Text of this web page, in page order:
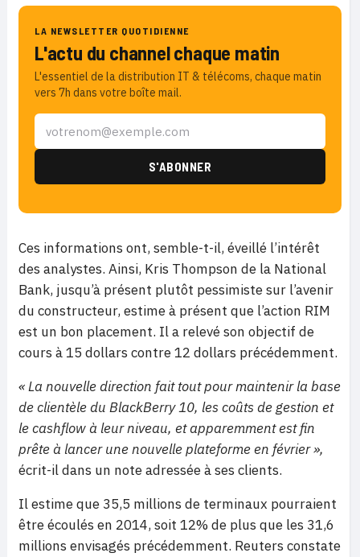
LA NEWSLETTER QUOTIDIENNE
L'actu du channel chaque matin
L'essentiel de la distribution IT & télécoms, chaque matin
vers 7h dans votre boîte mail.
Ces informations ont, semble-t-il, éveillé l’intérêt
des analystes. Ainsi, Kris Thompson de la National
Bank, jusqu’à présent plutôt pessimiste sur l’avenir
du constructeur, estime à présent que l’action RIM
est un bon placement. Il a relevé son objectif de
cours à 15 dollars contre 12 dollars précédemment.
« La nouvelle direction fait tout pour maintenir la base
de clientèle du BlackBerry 10, les coûts de gestion et
le cashflow à leur niveau, et apparemment est fin
prête à lancer une nouvelle plateforme en février »,
écrit-il dans un note adressée à ses clients.
Il estime que 35,5 millions de terminaux pourraient
être écoulés en 2014, soit 12% de plus que les 31,6
millions envisagés précédemment. Reuters constate